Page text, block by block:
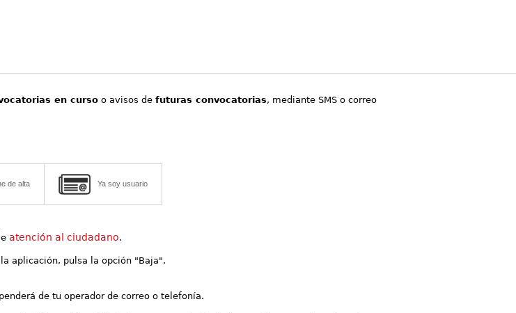
en curso o avisos defuturas convocatorias, mediante SMS o correo
de alta Ya soy usuario
atención al ciudadano.
aplicación, pulsa la opción "Baja".
de tu operador de correo o telefonía.